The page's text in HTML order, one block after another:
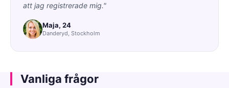
att jag registrerade mig."
Maja, 24
Danderyd, Stockholm
Vanliga frågor